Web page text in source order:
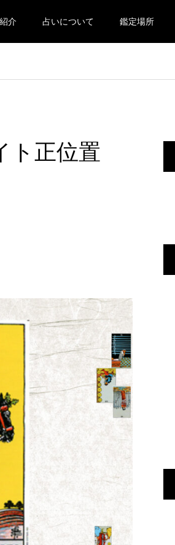
介 占いについて 鑑定場所
ト正位置